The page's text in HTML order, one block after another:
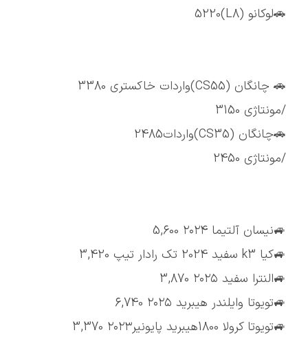
🚗لوکانو (L8)5220
🚗 چانگان (CS55)واردات خاکستری 3380
/مونتاژی 3150
🚗چانگان (CS35)واردات2485
/مونتاژی 2450
🚙نیسان آلتیما ۲۰۲۴ 5,600
🚙کیا k3 سفید 2024 تک رادار تیپ 3,420
🚙النترا سفید ۲۰۲۵ 3,870
🚙تویوتا وایلندر هیبرید ۲۰۲۵ 6,740
🚙تویوتا کرولا 1800هیبرید پایونیر۲۰۲۳ 3,370